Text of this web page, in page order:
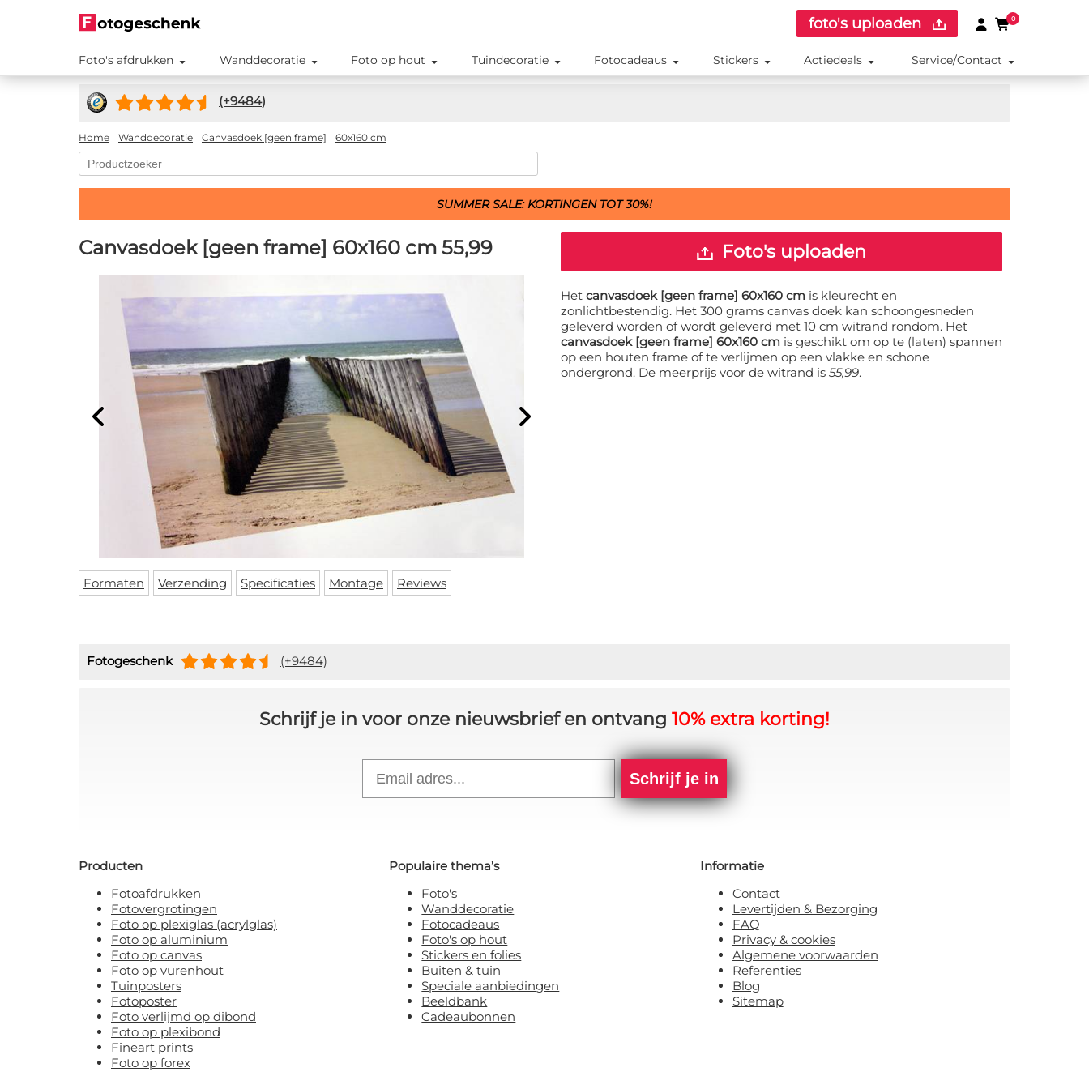
foto's uploaden 0
Foto's afdrukken Wanddecoratie Foto op hout Tuindecoratie Fotocadeaus Stickers Actiedeals Service/Contact
(+9484)
Home Wanddecoratie Canvasdoek [geen frame] 60x160 cm
SUMMER SALE: KORTINGEN TOT 30%!
Canvasdoek [geen frame] 60x160 cm 55,99
Formaten Verzending Specificaties Montage Reviews
Foto's uploaden
Het canvasdoek [geen frame] 60x160 cm is kleurecht en
zonlichtbestendig. Het 300 grams canvas doek kan schoongesneden
geleverd worden of wordt geleverd met 10 cm witrand rondom. Het
canvasdoek [geen frame] 60x160 cm is geschikt om op te (laten) spannen
op een houten frame of te verlijmen op een vlakke en schone
ondergrond. De meerprijs voor de witrand is 55,99.
Fotogeschenk (+9484)
Schrijf je in voor onze nieuwsbrief en ontvang 10% extra korting!
Schrijf je in
Producten
Fotoafdrukken
Fotovergrotingen
Foto op plexiglas (acrylglas)
Foto op aluminium
Foto op canvas
Foto op vurenhout
Tuinposters
Fotoposter
Foto verlijmd op dibond
Foto op plexibond
Fineart prints
Foto op forex
Populaire thema’s
Foto's
Wanddecoratie
Fotocadeaus
Foto's op hout
Stickers en folies
Buiten & tuin
Speciale aanbiedingen
Beeldbank
Cadeaubonnen
Informatie
Contact
Levertijden & Bezorging
FAQ
Privacy & cookies
Algemene voorwaarden
Referenties
Blog
Sitemap